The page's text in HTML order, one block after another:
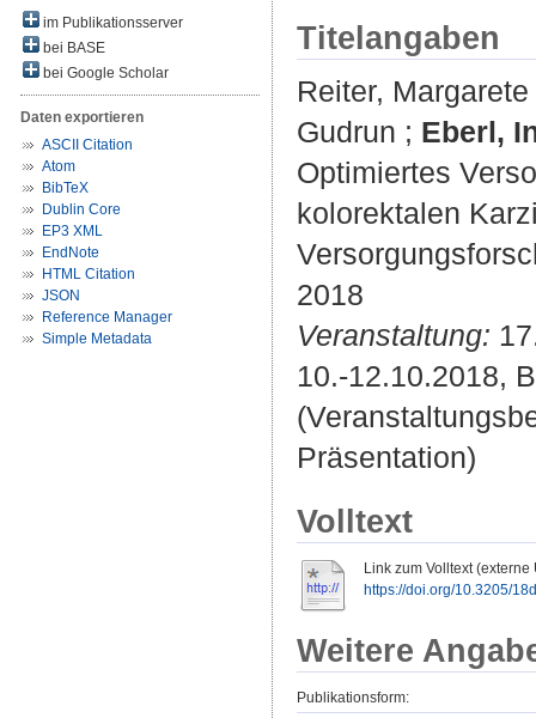
im Publikationsserver
bei BASE
bei Google Scholar
Daten exportieren
ASCII Citation
Atom
BibTeX
Dublin Core
EP3 XML
EndNote
HTML Citation
JSON
Reference Manager
Simple Metadata
Titelangaben
Reiter, Margarete
Gudrun ; Eberl,
Optimiertes
kolorektalen
2018
Veranstaltung:
10.-12.10.2018,
Präsentation)
Volltext
Link zum Volltext (externe
https://doi.org/10.3205/
Weitere
Publikationsform: